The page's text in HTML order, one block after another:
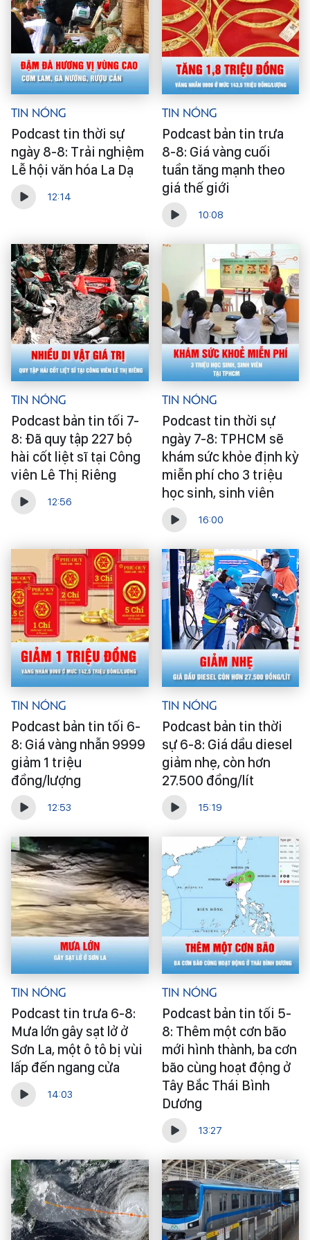
Tin Nóng
Podcast tin thời sự
ngày 8-8: Trải nghiệm
Lễ hội văn hóa La Dạ
12:14
Tin Nóng
Podcast bản tin trưa
8-8: Giá vàng cuối
tuần tăng mạnh theo
giá thế giới
10:08
Tin Nóng
Podcast bản tin tối 7-
8: Đã quy tập 227 bộ
hài cốt liệt sĩ tại Công
viên Lê Thị Riêng
12:56
Tin Nóng
Podcast tin thời sự
ngày 7-8: TPHCM sẽ
khám sức khỏe định kỳ
miễn phí cho 3 triệu
học sinh, sinh viên
16:00
Tin Nóng
Podcast bản tin tối 6-
8: Giá vàng nhẫn 9999
giảm 1 triệu
đồng/lượng
12:53
Tin Nóng
Podcast bản tin thời
sự 6-8: Giá dầu diesel
giảm nhẹ, còn hơn
27.500 đồng/lít
15:19
Tin Nóng
Podcast tin trưa 6-8:
Mưa lớn gây sạt lở ở
Sơn La, một ô tô bị vùi
lấp đến ngang cửa
14:03
Tin Nóng
Podcast bản tin tối 5-
8: Thêm một cơn bão
mới hình thành, ba cơn
bão cùng hoạt động ở
Tây Bắc Thái Bình
Dương
13:27